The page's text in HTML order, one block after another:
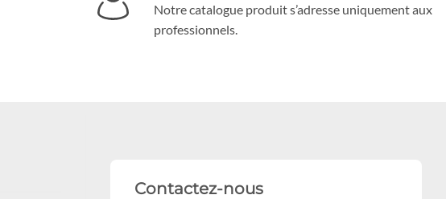
Notre catalogue produit s’adresse uniquement aux
professionnels.
Contactez-nous